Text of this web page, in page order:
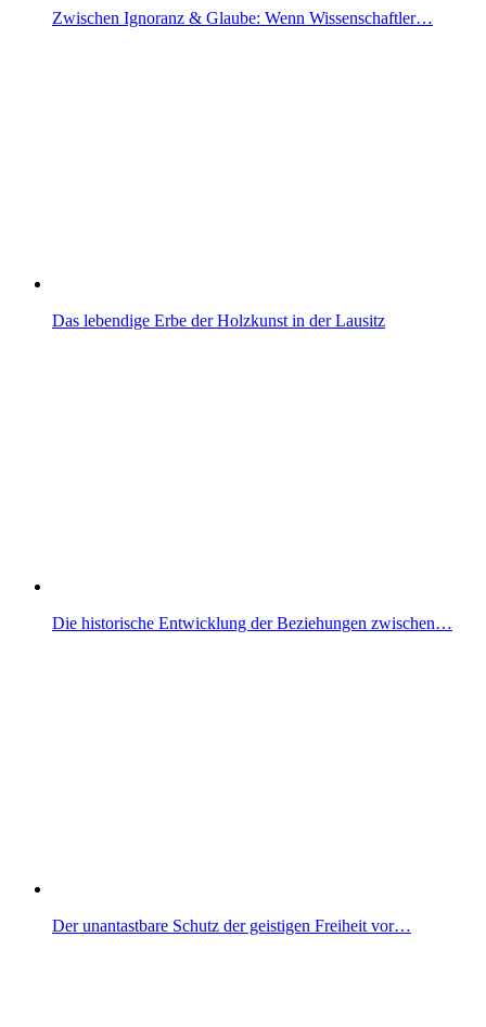
Zwischen Ignoranz & Glaube: Wenn Wissenschaftler…
Das lebendige Erbe der Holzkunst in der Lausitz
Die historische Entwicklung der Beziehungen zwischen…
Der unantastbare Schutz der geistigen Freiheit vor…